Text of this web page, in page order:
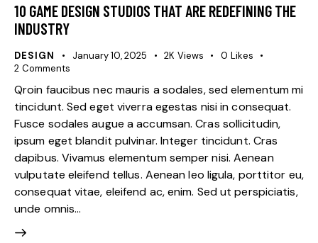
10 GAME DESIGN STUDIOS THAT ARE REDEFINING THE
INDUSTRY
DESIGN January 10, 2025 2K Views 0 Likes
2 Comments
Qroin faucibus nec mauris a sodales, sed elementum mi
tincidunt. Sed eget viverra egestas nisi in consequat.
Fusce sodales augue a accumsan. Cras sollicitudin,
ipsum eget blandit pulvinar. Integer tincidunt. Cras
dapibus. Vivamus elementum semper nisi. Aenean
vulputate eleifend tellus. Aenean leo ligula, porttitor eu,
consequat vitae, eleifend ac, enim. Sed ut perspiciatis,
unde omnis…